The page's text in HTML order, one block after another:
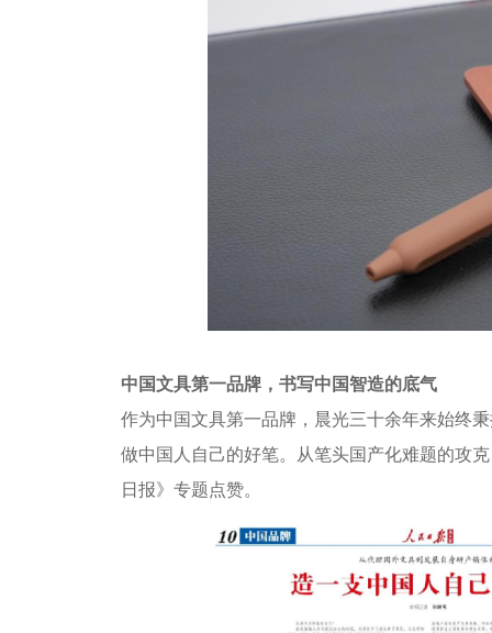
中国文具第一品牌，书写中国智造的底气
作为中国文具第一品牌，晨光三十余年来始终
做中国人自己的好笔。从笔头国产化难题的攻
日报》专题点赞。